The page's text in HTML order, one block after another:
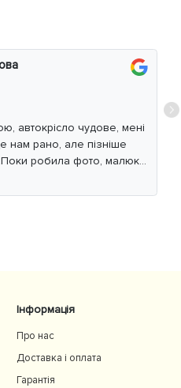
автокрісло чудове, мені
нам рано, але пізніше
робила фото, малюк
Інформація
Про нас
Доставка і оплата
Гарантія